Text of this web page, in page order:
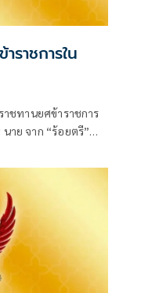
ราชการใน
าชทานยศข้าราชการ
าย จาก “ร้อยตรี”